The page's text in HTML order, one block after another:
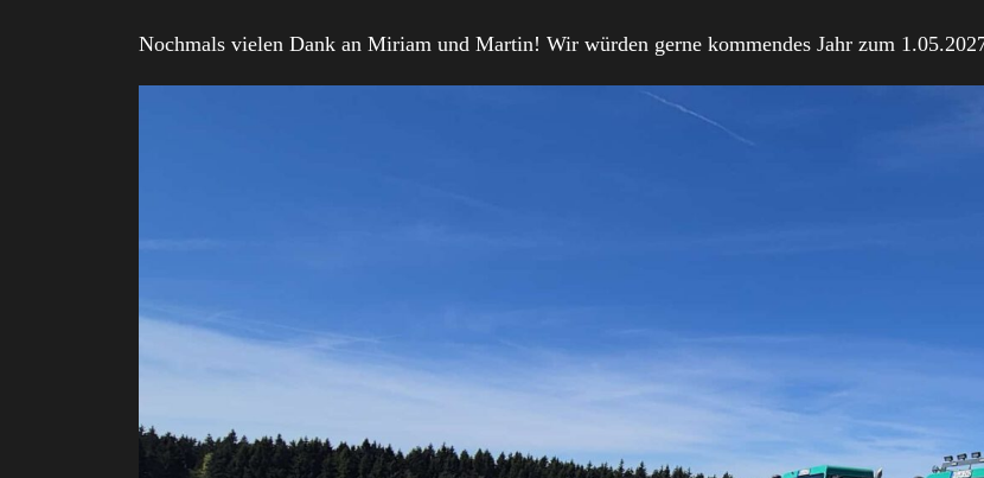
Nochmals vielen Dank an Miriam und Martin! Wir würden gerne kommendes Jahr zum